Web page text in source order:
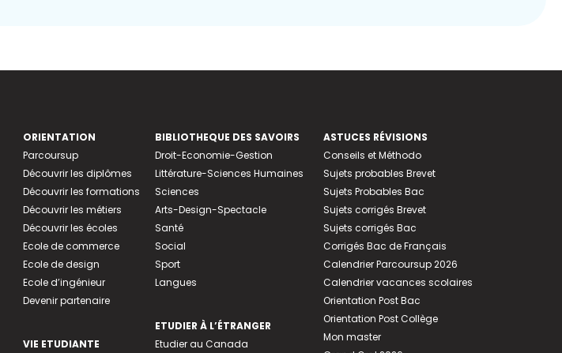
ORIENTATION
Parcoursup
Découvrir les diplômes
Découvrir les formations
Découvrir les métiers
Découvrir les écoles
Ecole de commerce
Ecole de design
Ecole d’ingénieur
Devenir partenaire
VIE ETUDIANTE
BIBLIOTHEQUE DES SAVOIRS
Droit-Economie-Gestion
Littérature-Sciences Humaines
Sciences
Arts-Design-Spectacle
Santé
Social
Sport
Langues
ETUDIER À L’ÉTRANGER
Etudier au Canada
ASTUCES RÉVISIONS
Conseils et Méthodo
Sujets probables Brevet
Sujets Probables Bac
Sujets corrigés Brevet
Sujets corrigés Bac
Corrigés Bac de Français
Calendrier Parcoursup 2026
Calendrier vacances scolaires
Orientation Post Bac
Orientation Post Collège
Mon master